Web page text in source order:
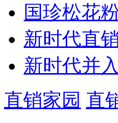
国珍松花
新时代直
新时代并
直销家园 直